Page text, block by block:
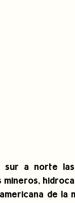
sur a norte
de la